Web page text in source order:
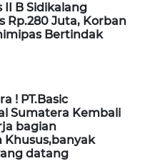
II B Sidikalang
Rp.280 Juta, Korban
Bertindak
! PT.Basic
Sumatera Kembali
bagian
Khusus,banyak
datang